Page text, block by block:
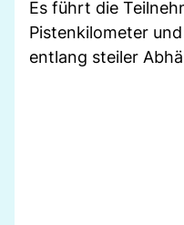
Es führt die
Pistenkilometer
entlang steiler